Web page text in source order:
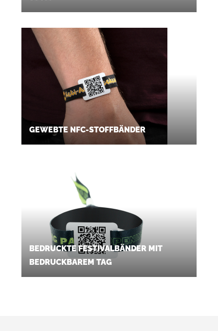
GEWEBTE NFC-STOFFBÄNDER
BEDRUCKTE FESTIVALBÄNDER MIT
BEDRUCKBAREM TAG